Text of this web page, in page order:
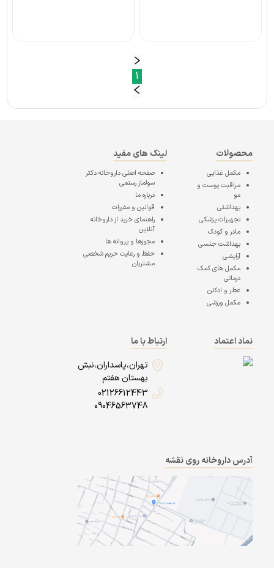
1
محصولات
مکمل غذایی
مراقبت پوست و
مو
بهداشتی
تجهیزات پزشکی
مادر و کودک
بهداشت جنسی
آرایشی
مکمل های کمک
درمانی
عطر و ادکلن
مکمل ورزشی
لینک های مفید
صفحه اصلیداروخانه دکتر
سولماز رستمی
درباره ما
قوانین و مقررات
راهنمای خرید از داروخانه
آنلاین
مجوزها و پروانه ها
حفظ و رعایت حریم شخصی
مشتریان
نماد اعتماد
ارتباط با ما
تهران،پاسداران،نبش
بهستان هفتم
02126612443
09046563748
آدرس داروخانه روی نقشه